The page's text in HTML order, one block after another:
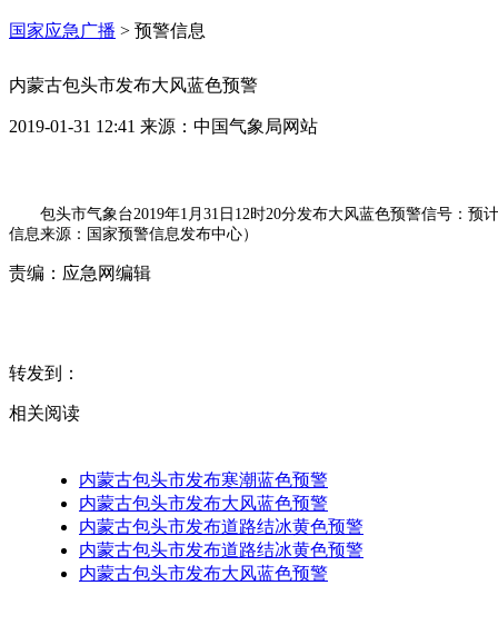
国家应急广播 > 预警信息
内蒙古包头市发布大风蓝色预警
2019-01-31 12:41 来源： 中国气象局网站
包头市气象台2019年1月31日12时20分发布大风蓝色预警信号：
信息来源：国家预警信息发布中心）
责编： 应急网编辑
转发到：
相关阅读
内蒙古包头市发布寒潮蓝色预警
内蒙古包头市发布大风蓝色预警
内蒙古包头市发布道路结冰黄色预警
内蒙古包头市发布道路结冰黄色预警
内蒙古包头市发布大风蓝色预警